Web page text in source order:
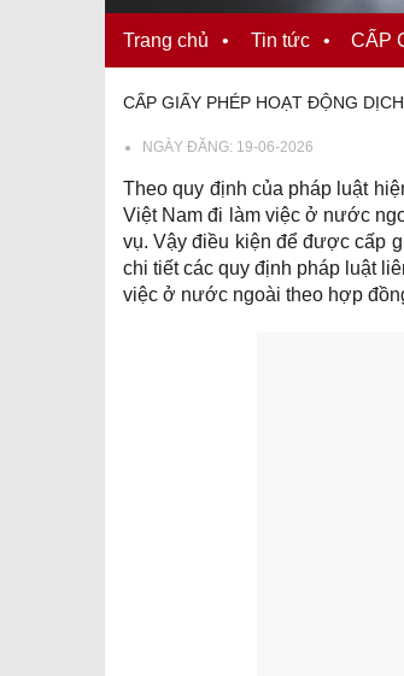
Trang chủ • Tin tức • CẤP
CẤP GIẤY PHÉP HOẠT ĐỘNG
NGÀY ĐĂNG: 19-06-2026
Theo quy định của pháp luật
Việt Nam đi làm việc ở nước
vụ. Vậy điều kiện để được cấp
chi tiết các quy định pháp luật
việc ở nước ngoài theo hợp